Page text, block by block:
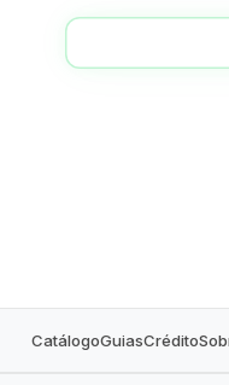
CatálogoGuiasCrédito